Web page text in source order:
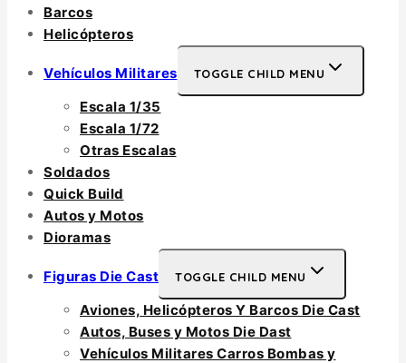
Barcos
Helicópteros
Vehículos Militares TOGGLE CHILD MENU
Escala 1/35
Escala 1/72
Otras Escalas
Soldados
Quick Build
Autos y Motos
Dioramas
Figuras Die Cast TOGGLE CHILD MENU
Aviones, Helicópteros Y Barcos Die Cast
Autos, Buses y Motos Die Dast
Vehículos Militares Carros Bombas y